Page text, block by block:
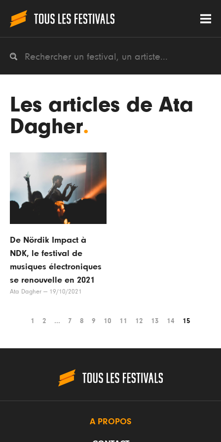
Les articles de Ata
Dagher.
De Nördik Impact à
NDK, le festival de
musiques électroniques
se renouvelle en 2021
Ata Dagher — 19/10/2021
1 2 ... 7 8 9 10 11 12 13 14 15
A PROPOS